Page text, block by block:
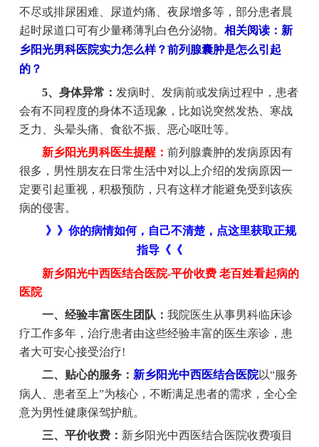
不尽或排尿困难、尿道灼痛、夜尿增多等，部分患者晨
起时尿道口可有少量稀薄乳白色分泌物。 相关阅读：新
乡阳光男科医院实力怎么样？前列腺囊肿是怎么引起
的？
5、身体异常： 发病时、发病前或发病过程中，患者
会有不同程度的身体不适现象，比如说突然发热、寒战
乏力、头晕头痛、食欲不振、恶心呕吐等。
新乡阳光男科医生提醒： 前列腺囊肿的发病原因有
很多，男性朋友在日常生活中对以上介绍的发病原因一
定要引起重视，积极预防，只有这样才能避免受到该疾
病的侵害。
》》你的病情如何，自己不清楚，点这里获取正规
指导《《
新乡阳光中西医结合医院-平价收费 老百姓看起病的
医院
一、经验丰富医生团队： 我院医生从事男科临床诊
疗工作多年，治疗患者由这些经验丰富的医生亲诊，患
者大可安心接受治疗!
二、贴心的服务： 新乡阳光中西医结合医院以“服务
病人、患者至上”为核心，不断满足患者的需求，全心全
意为男性健康保驾护航。
三、平价收费： 新乡阳光中西医结合医院收费项目